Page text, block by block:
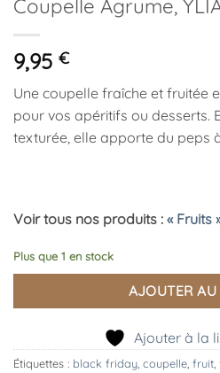
Coupelle Agrume,
9,95 €
Une coupelle fraîche et fruitée
pour vos apéritifs ou desserts.
texturée, elle apporte du peps
Voir tous nos produits : « Fruits
Plus que 1 en stock
AJOUTER AU
Ajouter à la
Étiquettes : black friday, coupelle, fruit,